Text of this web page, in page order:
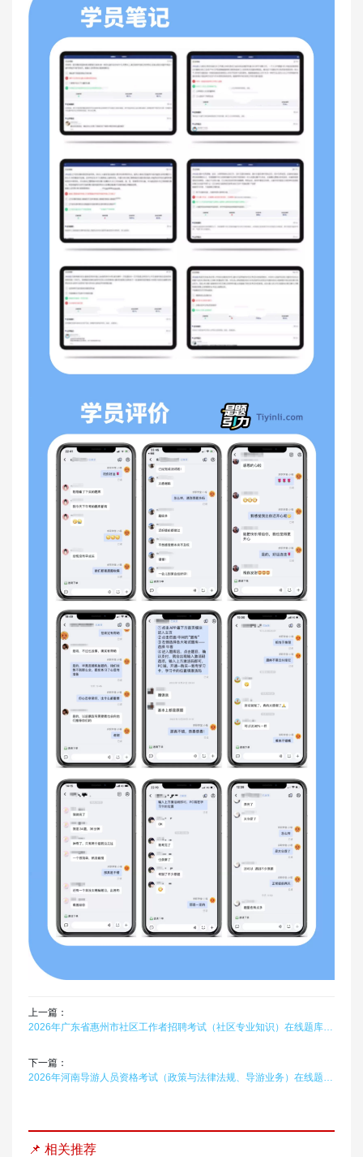
上一篇：
2026年广东省惠州市社区工作者招聘考试（社区专业知识）在线题库题引力
下一篇：
2026年河南导游人员资格考试（政策与法律法规、导游业务）在线题库题引力
📌 相关推荐